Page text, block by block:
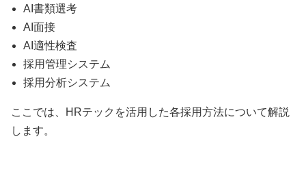
AI書類選考
AI面接
AI適性検査
採用管理システム
採用分析システム
ここでは、HRテックを活用した各採用方法について解説
します。